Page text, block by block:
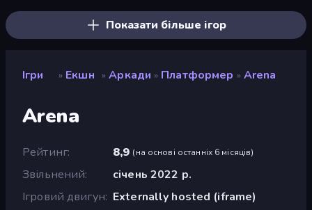
Показати більше ігор
Ігри » Екшн » Аркади » Платформер » Arena
Arena
Рейтинг 8,9 (на основі останніх 6 місяців)
Звільнений
січень 2022 р.
Ігровий двигун Externally hosted (iframe)